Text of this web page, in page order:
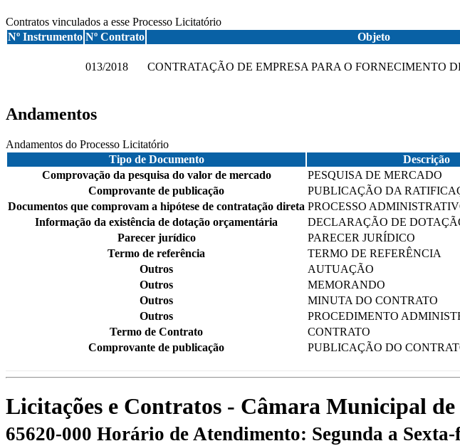
Contratos vinculados a esse Processo Licitatório
Nº Instrumento Nº Contrato Objeto
013/2018 CONTRATAÇÃO DE EMPRESA PARA O FORNECIMENTO
Andamentos
Andamentos do Processo Licitatório
Tipo de Documento
Descrição
Comprovação da pesquisa do valor de mercado
PESQUISA DE MERCADO
Comprovante de publicação
PUBLICAÇÃO DA
Documentos que comprovam a hipótese de contratação direta PROCESSO
Informação da existência de dotação orçamentária
DECLARAÇÃO DE
Parecer jurídico
PARECER JURÍDICO
Termo de referência
TERMO DE REFERÊNCIA
Outros
AUTUAÇÃO
Outros
MEMORANDO
Outros
MINUTA DO CONTRATO
Outros
PROCEDIMENTO
Termo de Contrato
CONTRATO
Comprovante de publicação
PUBLICAÇÃO DO
Licitações e Contratos - Câmara Municipal
65620-000 Horário de Atendimento: Segunda a